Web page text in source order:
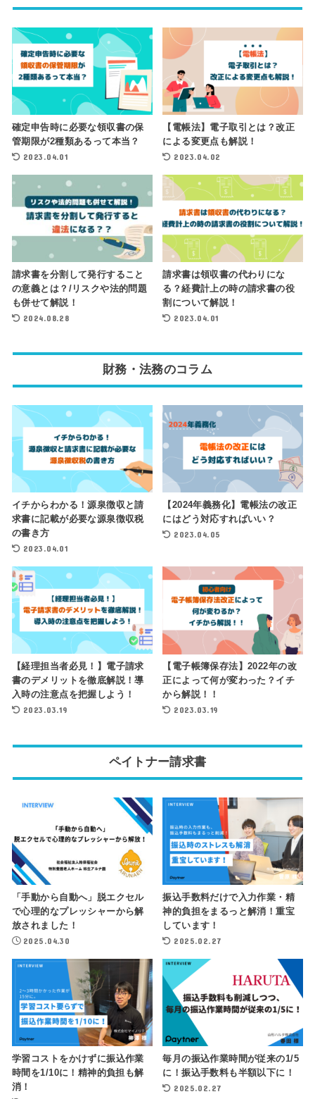
確定申告時に必要な領収書の保
管期限が2種類あるって本当？
2023.04.01
【電帳法】電子取引とは？改正
による変更点も解説！
2023.04.02
請求書を分割して発行すること
の意義とは？/リスクや法的問題
も併せて解説！
2024.08.28
請求書は領収書の代わりにな
る？経費計上の時の請求書の役
割について解説！
2023.04.01
財務・法務のコラム
イチからわかる！源泉徴収と請
求書に記載が必要な源泉徴収税
の書き方
2023.04.01
【2024年義務化】電帳法の改正
にはどう対応すればいい？
2023.04.05
【経理担当者必見！】電子請求
書のデメリットを徹底解説！導
入時の注意点を把握しよう！
2023.03.19
【電子帳簿保存法】2022年の改
正によって何が変わった？イチ
から解説！！
2023.03.19
ペイトナー請求書
「手動から自動へ」脱エクセル
で心理的なプレッシャーから解
放されました！
2025.04.30
振込手数料だけで入力作業・精
神的負担をまるっと解消！重宝
しています！
2025.02.27
学習コストをかけずに振込作業
時間を1/10に！精神的負担も解
消！
毎月の振込作業時間が従来の1/5
に！振込手数料も半額以下に！
2025.02.27